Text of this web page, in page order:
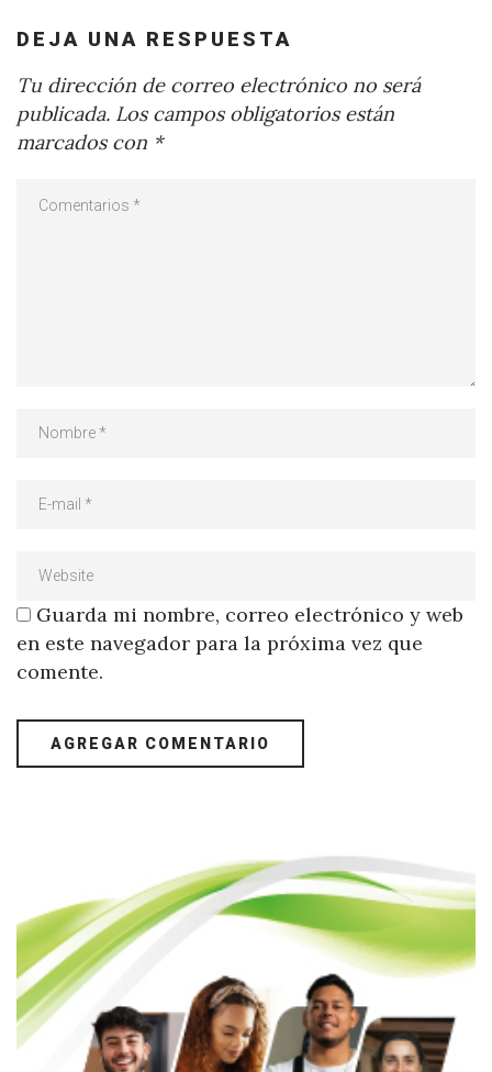
DEJA UNA RESPUESTA
Tu dirección de correo electrónico no será
publicada. Los campos obligatorios están
marcados con *
Guarda mi nombre, correo electrónico y web
en este navegador para la próxima vez que
comente.